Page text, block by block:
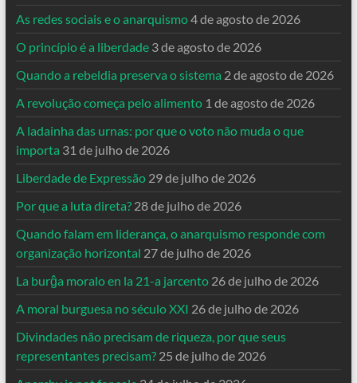
As redes sociais e o anarquismo4 de agosto de 2026
O princípio é a liberdade 3 de agosto de 2026
Quando a rebeldia preserva o sistema 2 de agosto de 2026
A revolução começa pelo alimento 1 de agosto de 2026
A ladainha das urnas: por que o voto não muda o que
importa 31 de julho de 2026
Liberdade de Expressão 29 de julho de 2026
Por que a luta direta? 28 de julho de 2026
Quando falam em liderança, o anarquismo responde com
organização horizontal 27 de julho de 2026
La burĝa moralo en la 21-a jarcento 26 de julho de 2026
A moral burguesa no século XXI 26 de julho de 2026
Divindades não precisam de riqueza, por que seus
representantes precisam? 25 de julho de 2026